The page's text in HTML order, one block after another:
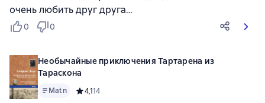
очень любить друг друга…
0 0
Необычайные приключения Тартарена из
Тараскона
Matn Средний рейтинг 4,1 на основе 14 оценок
4,114